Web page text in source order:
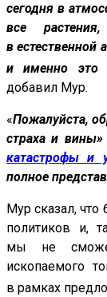
сегодня в
все
в естественной
и именно это
добавил Мур.
«Пожалуйста,
страха и вины»
катастрофы и
полное
Мур сказал, что
политиков и,
мы не
ископаемого
в рамках